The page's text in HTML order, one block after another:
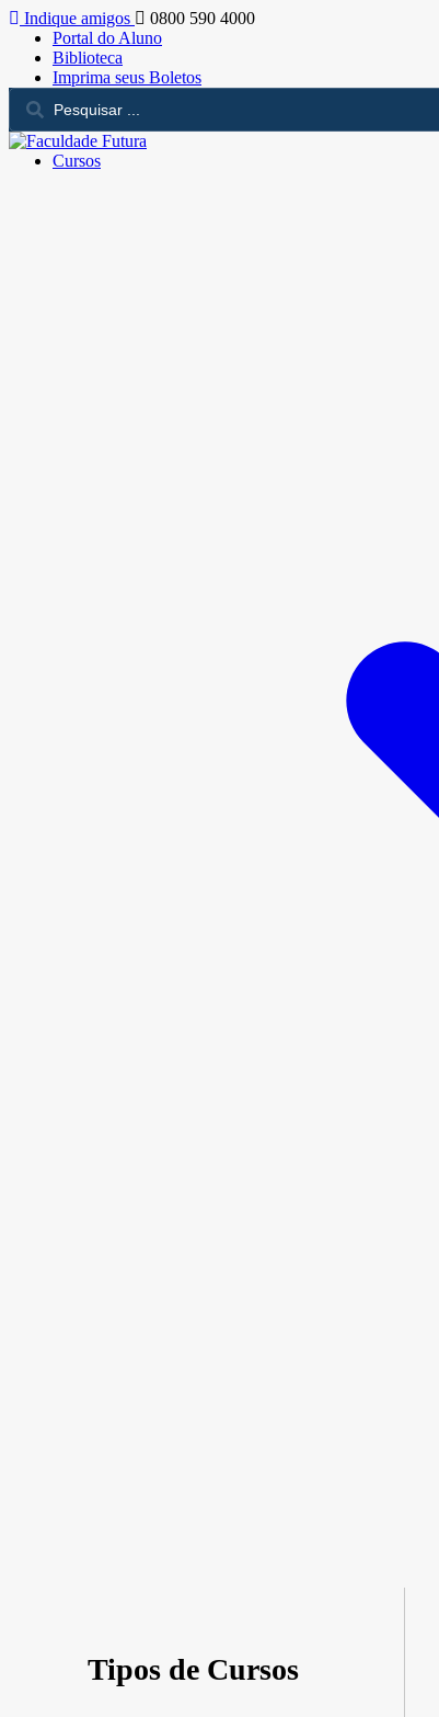
Indique amigos
0800 590 4000
Portal do Aluno
Biblioteca
Imprima seus Boletos
Cursos
Tipos de Cursos